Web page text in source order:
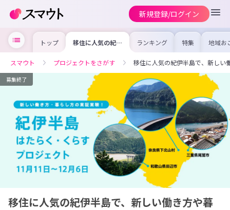
新規登録/ログイン
トップ 移住に人気の紀伊
半島で、新しい働
実証実験の参加者
募集！【2泊3日
から参加可能】
ランキング 特集 地域お
の求
を集め
事内容
を比較
合った
けよう
スマウト プロジェクトをさがす 移住に人気の紀伊半島で、新しい
募集終了
移住に人気の紀伊半島で、新しい働き方や暮